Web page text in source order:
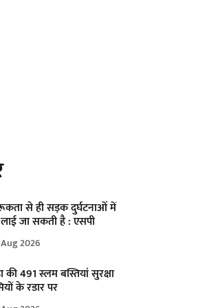
से ही सड़क दुर्घटनाओं में
जा सकती है : एसपी
2026
की 491 स्लम बस्तियां सुरक्षा
के रडार पर